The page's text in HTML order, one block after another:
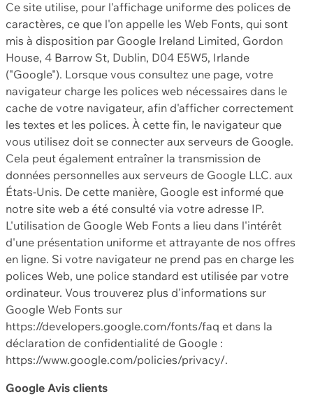
Ce site utilise, pour l'affichage uniforme des polices de
caractères, ce que l'on appelle les Web Fonts, qui sont
mis à disposition par Google Ireland Limited, Gordon
House, 4 Barrow St, Dublin, D04 E5W5, Irlande
("Google"). Lorsque vous consultez une page, votre
navigateur charge les polices web nécessaires dans le
cache de votre navigateur, afin d'afficher correctement
les textes et les polices. À cette fin, le navigateur que
vous utilisez doit se connecter aux serveurs de Google.
Cela peut également entraîner la transmission de
données personnelles aux serveurs de Google LLC. aux
États-Unis. De cette manière, Google est informé que
notre site web a été consulté via votre adresse IP.
L'utilisation de Google Web Fonts a lieu dans l'intérêt
d'une présentation uniforme et attrayante de nos offres
en ligne. Si votre navigateur ne prend pas en charge les
polices Web, une police standard est utilisée par votre
ordinateur. Vous trouverez plus d'informations sur
Google Web Fonts sur
https://developers.google.com/fonts/faq et dans la
déclaration de confidentialité de Google :
https://www.google.com/policies/privacy/.
Google Avis clients